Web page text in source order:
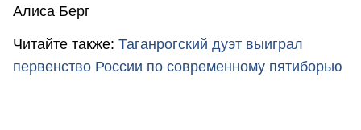
Алиса Берг
Читайте также: Таганрогский дуэт выиграл
первенство России по современному пятиборью